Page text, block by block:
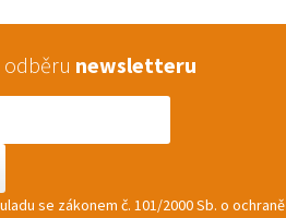
odběru newsletteru
se zákonem č. 101/2000 Sb. o ochraně